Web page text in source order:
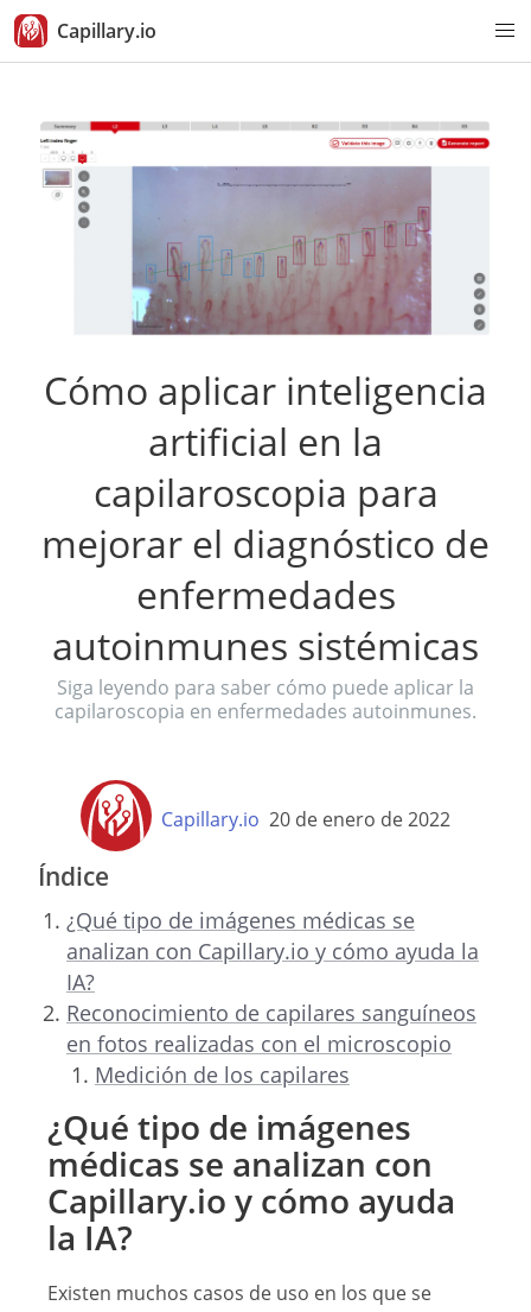
Capillary.io
Cómo aplicar inteligencia
artificial en la
capilaroscopia para
mejorar el diagnóstico de
enfermedades
autoinmunes sistémicas
Siga leyendo para saber cómo puede aplicar la
capilaroscopia en enfermedades autoinmunes.
Capillary.io 20 de enero de 2022
Índice
¿Qué tipo de imágenes médicas se
analizan con Capillary.io y cómo ayuda la
IA?
Reconocimiento de capilares sanguíneos
en fotos realizadas con el microscopio
Medición de los capilares
¿Qué tipo de imágenes
médicas se analizan con
Capillary.io y cómo ayuda
la IA?
Existen muchos casos de uso en los que se